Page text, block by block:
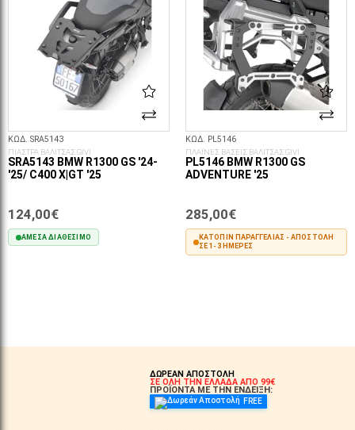
ΚΩΔ. SRA5143
ΠΙΑΣΤΡΑ ΒΑΛΙΤΣΑΣ GIVI
SRA5143 BMW R1300 GS '24-
'25/ C400 X|GT '25
124,00€
ΆΜΕΣΑ ΔΙΑΘΈΣΙΜΟ
ΚΩΔ. PL5146
ΠΛΑΪΝΕΣ ΒΑΣΕΙΣ ΒΑΛΙΤΣΑΣ GIVI
PL5146 BMW R1300 GS
ADVENTURE '25
285,00€
ΚΑΤΌΠΙΝ ΠΑΡΑΓΓΕΛΊΑΣ - ΑΠΟΣΤΟΛΉ
ΣΕ 1-3 ΗΜΈΡΕΣ
ΔΩΡΕΑΝ ΑΠΟΣΤΟΛΗ
ΣΕ ΟΛΗ ΤΗΝ ΕΛΛΑΔΑ ΑΠΟ 99€
ΠΡΟΪΟΝΤΑ ΜΕ ΤΗΝ ΕΝΔΕΙΞΗ:
FREE